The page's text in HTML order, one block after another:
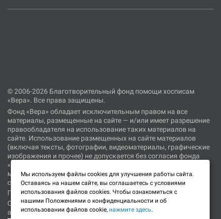
© 2006-2026 Благотворительный фонд помощи хосписам
«Вера». Все права защищены.
Фонд «Вера» обладает исключительным правом на все
материалы, размещенные на сайте — и/или имеет разрешение
правообладателя на использование таких материалов на
сайте. Использование размещенных на сайте материалов
(включая тексты, фотографии, видеоматериалы, графические
изображения и прочее) не допускается без согласия фонда
«Вера» или иного правообладателя соответствующих
материалов. При цитировании материалов, размещенных на
сайте, ссылка на сайт является обязательной.
Политика в отношении обработки персональных данных
Согласие об использовании файлов cookie и сервиса веб-
аналитики «Яндекс.Метрика»
Мы используем файлы cookies для улучшения работы сайта.
Оставаясь на нашем сайте, вы соглашаетесь с условиями
использования файлов cookies. Чтобы ознакомиться с
нашими Положениями о конфиденциальности и об
использовании файлов cookie, нажмите здесь.